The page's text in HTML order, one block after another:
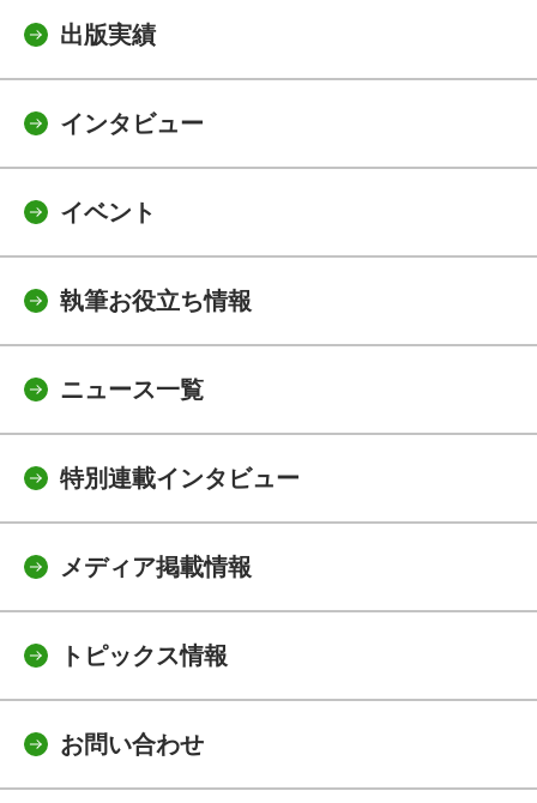
出版実績
インタビュー
イベント
執筆お役立ち情報
ニュース一覧
特別連載インタビュー
メディア掲載情報
トピックス情報
お問い合わせ